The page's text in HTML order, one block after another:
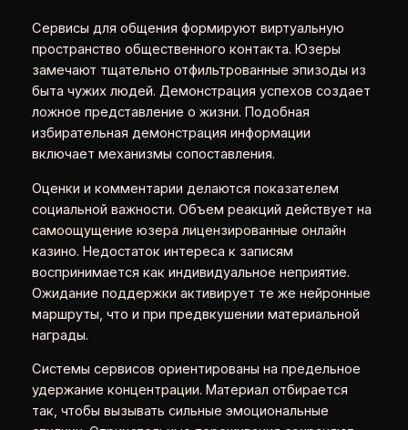
Сервисы для общения формируют виртуальную
пространство общественного контакта. Юзеры
замечают тщательно отфильтрованные эпизоды из
быта чужих людей. Демонстрация успехов создает
ложное представление о жизни. Подобная
избирательная демонстрация информации
включает механизмы сопоставления.
Оценки и комментарии делаются показателем
социальной важности. Объем реакций действует на
самоощущение юзера лицензированные онлайн
казино. Недостаток интереса к записям
воспринимается как индивидуальное неприятие.
Ожидание поддержки активирует те же нейронные
маршруты, что и при предвкушении материальной
награды.
Системы сервисов ориентированы на предельное
удержание концентрации. Материал отбирается
так, чтобы вызывать сильные эмоциональные